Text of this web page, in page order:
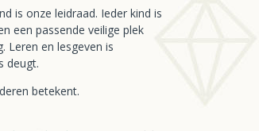
is onze leidraad. Ieder kind is
een passende veilige plek
Leren en lesgeven is
deugt.
betekent.